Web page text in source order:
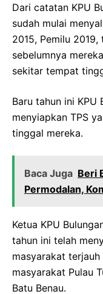
Dari catatan KPU
sudah mulai
2015, Pemilu
sebelumnya
sekitar tempat
Baru tahun ini KPU
menyiapkan TPS
tinggal mereka.
Baca Juga Beri
Permodalan,
Ketua KPU
tahun ini telah
masyarakat
masyarakat Pulau
Batu Benau.